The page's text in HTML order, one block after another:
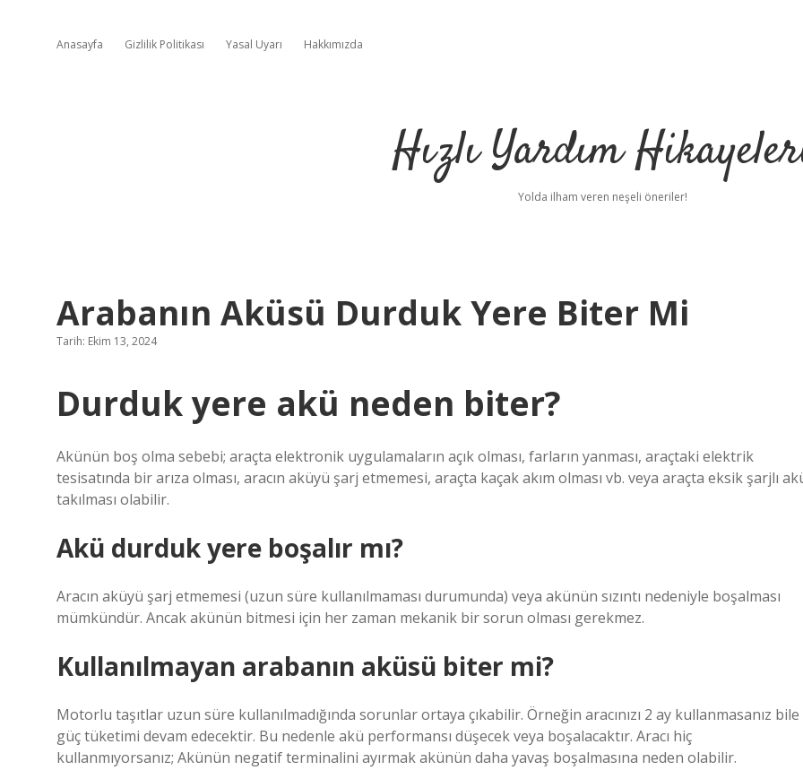
Anasayfa Gizlilik Politikası Yasal Uyarı Hakkımızda
Hızlı Yardım
Yolda ilham veren neşeli öneriler!
Arabanın Aküsü Durduk Yere Biter Mi
Tarih: Ekim 13, 2024
Durduk yere akü neden biter?
Akünün boş olma sebebi; araçta elektronik uygulamaların açık olması, farların yanması, araçtaki elektrik
tesisatında bir arıza olması, aracın aküyü şarj etmemesi, araçta kaçak akım olması vb. veya araçta eksik şarjlı
takılması olabilir.
Akü durduk yere boşalır mı?
Aracın aküyü şarj etmemesi (uzun süre kullanılmaması durumunda) veya akünün sızıntı nedeniyle boşalması
mümkündür. Ancak akünün bitmesi için her zaman mekanik bir sorun olması gerekmez.
Kullanılmayan arabanın aküsü biter mi?
Motorlu taşıtlar uzun süre kullanılmadığında sorunlar ortaya çıkabilir. Örneğin aracınızı 2 ay kullanmasanız bile
güç tüketimi devam edecektir. Bu nedenle akü performansı düşecek veya boşalacaktır. Aracı hiç
kullanmıyorsanız; Akünün negatif terminalini ayırmak akünün daha yavaş boşalmasına neden olabilir.